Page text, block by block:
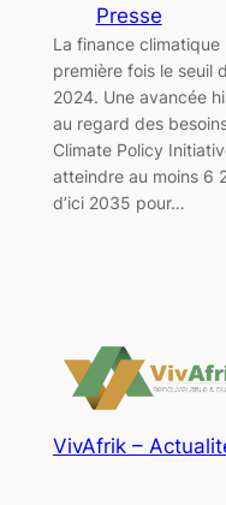
Presse
La finance
première fois le seuil
2024. Une avancée
au regard des
Climate Policy
atteindre au moins 6
d’ici 2035 pour…
VivAfrik –